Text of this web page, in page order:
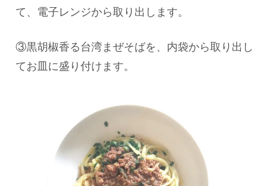
て、電子レンジから取り出します。
③黒胡椒香る台湾まぜそばを、内袋から取り出し
てお皿に盛り付けます。